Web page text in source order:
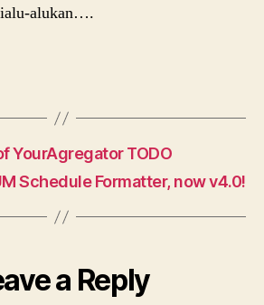
alukan….
YourAgregator TODO
Schedule Formatter, now v4.0!
a Reply